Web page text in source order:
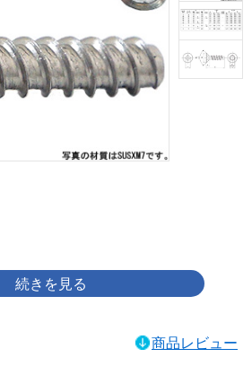
商品レビュー